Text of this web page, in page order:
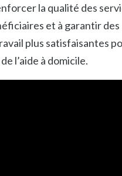
la qualité des
et à garantir des
plus satisfaisantes
l’aide à domicile.